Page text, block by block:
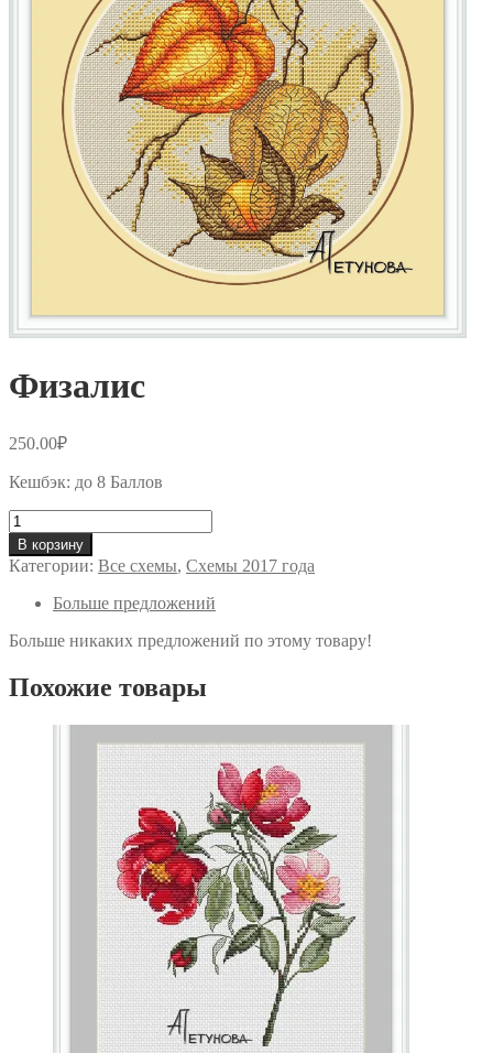
Физалис
250.00₽
Кешбэк: до 8 Баллов
Количество
товара
Физалис
В корзину
Категории: Все схемы, Схемы 2017 года
Больше предложений
Больше никаких предложений по этому товару!
Похожие товары